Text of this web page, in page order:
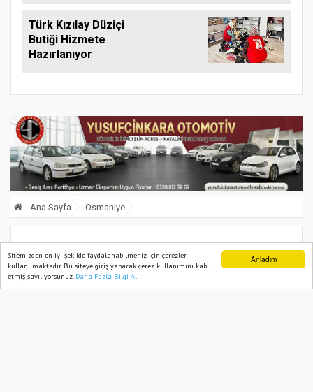
Anladım
Sitemizden en iyi şekilde faydalanabilmeniz için çerezler
kullanılmaktadır. Bu siteye giriş yaparak çerez kullanımını kabul
etmiş sayılıyorsunuz. Daha Fazla Bilgi Al
Türk Kızılay Düziçi
Butiği Hizmete
Hazırlanıyor
Ana Sayfa Osmaniye
Çocuklar Millet Bahçesi’ndeki
fıskiyelerde hem oynadı hem serinledi
Ana Sayfa Web TV